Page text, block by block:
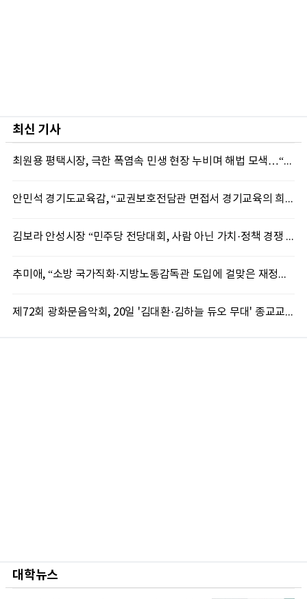
최신 기사
최원용 평택시장, 극한 폭염속 민생 현장 누비며 해법 모색…“현장에 답 있다”
안민석 경기도교육감, “교권보호전담관 면접서 경기교육의 희망 봤다”
김보라 안성시장 “민주당 전당대회, 사람 아닌 가치·정책 경쟁 돼야”
추미애, “소방 국가직화·지방노동감독관 도입에 걸맞은 재정체계 완성해야”
제72회 광화문음악회, 20일 '김대환·김하늘 듀오 무대' 종교교회서 무료 개최
대학뉴스